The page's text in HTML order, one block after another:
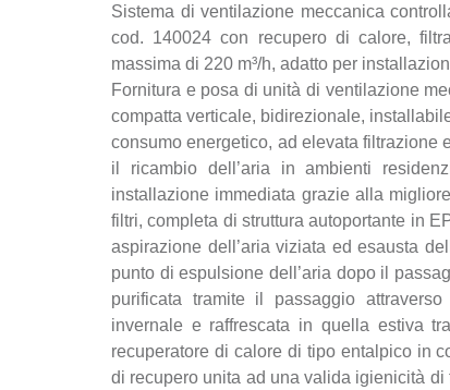
Sistema di ventilazione meccanica
cod. 140024 con recupero di calore,
massima di 220 m³/h, adatto per
Fornitura e posa di unità di ventilazione
compatta verticale, bidirezionale,
consumo energetico, ad elevata filtrazione
il ricambio dell’aria in ambienti
installazione immediata grazie alla
filtri, completa di struttura autoportante in
aspirazione dell’aria viziata ed esausta
punto di espulsione dell’aria dopo il
purificata tramite il passaggio
invernale e raffrescata in quella estiva
recuperatore di calore di tipo entalpico in
di recupero unita ad una valida igienicità